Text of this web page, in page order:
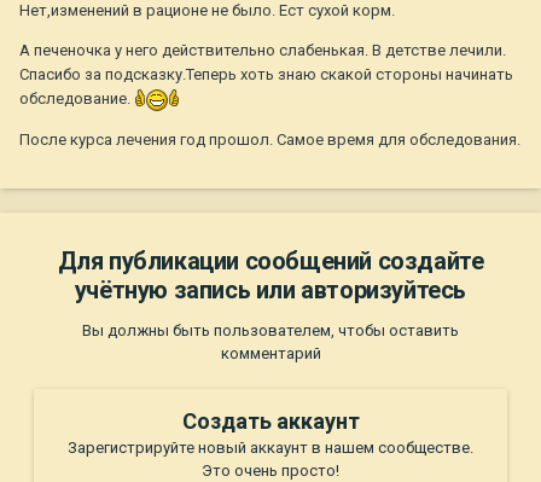
Нет,изменений в рационе не было. Ест сухой корм.
А печеночка у него действительно слабенькая. В детстве лечили.
Спасибо за подсказку.Теперь хоть знаю скакой стороны начинать
обследование.
После курса лечения год прошол. Самое время для обследования.
Для публикации сообщений создайте
учётную запись или авторизуйтесь
Вы должны быть пользователем, чтобы оставить
комментарий
Создать аккаунт
Зарегистрируйте новый аккаунт в нашем сообществе.
Это очень просто!